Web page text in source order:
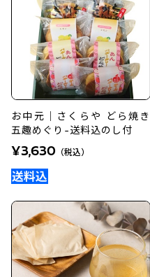
お中元｜さくらや どら焼き
五趣めぐり-送料込のし付
¥3,630 （税込）